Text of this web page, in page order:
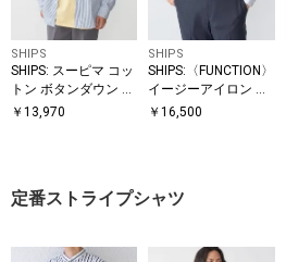
SHIPS
SHIPS: スーピマ コッ
トン ボタンダウン オ
ックスフォード ロン
￥ 13,970
SHIPS
SHIPS:〈FUNCTION〉
イージーアイロン ヘ
リンボーン ワンピー
￥16,500
定番ストライプシャツ